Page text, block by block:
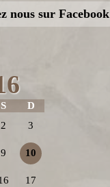
nous sur Facebook
S
D
2 3
9 10
17